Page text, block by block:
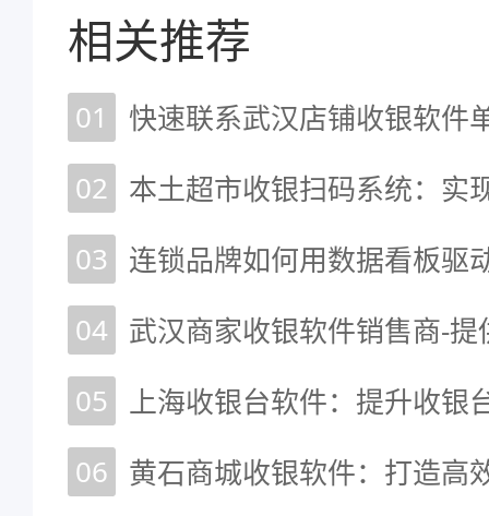
相关推荐
01
02
03
连锁品牌如何用数据看板驱
04 武汉商家收银软件销售商-
05
06